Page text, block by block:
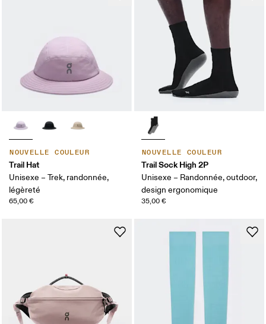
NOUVELLE COULEUR
Trail Hat
Unisexe – Trek, randonnée,
légèreté
65,00 €
NOUVELLE COULEUR
Trail Sock High 2P
Unisexe – Randonnée, outdoor,
design ergonomique
35,00 €